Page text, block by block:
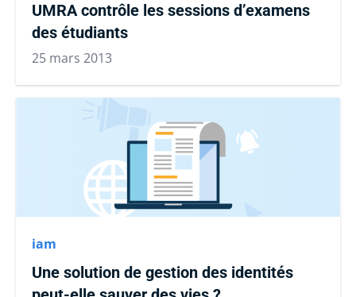
UMRA contrôle les sessions d’examens
des étudiants
25 mars 2013
iam
Une solution de gestion des identités